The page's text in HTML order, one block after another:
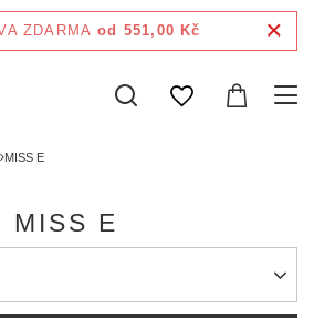
ZDARMA od 551,00 Kč
MISS E
MISS E